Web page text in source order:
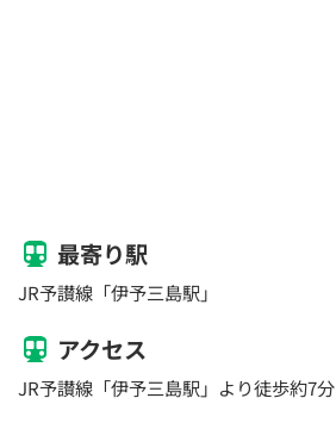
最寄り駅
JR予讃線「伊予三島駅」
アクセス
JR予讃線「伊予三島駅」より徒歩約7分